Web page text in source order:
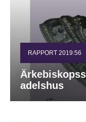
RAPPORT 2019:56
adelshus